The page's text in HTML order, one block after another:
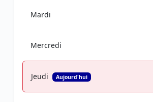
Mardi
Mercredi
Jeudi Aujourd'hui